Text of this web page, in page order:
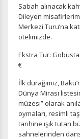
Çerez
Daha fazla bilgi
gizlilik koşullarını
Oturum
gereklidir. Bu
devre dışı
Sabah alınacak
Dileyen
Merkezi Turu’na
otelimizde.
Ekstra Tur:
€
İlk durağımız,
Dünya Mirası
müzesi” olarak
oymaları, resimli
tarihine ışık tutan
sahnelerinden